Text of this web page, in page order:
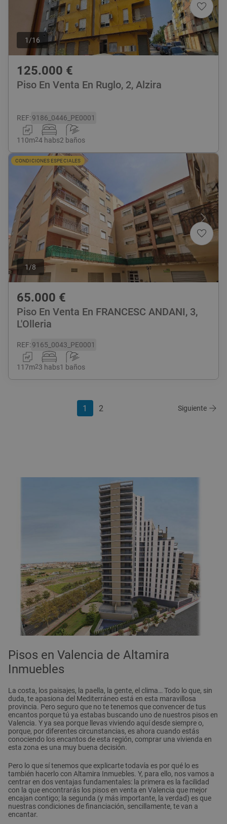
1 /16
125.000 €
Piso En Venta En Ruglo, 2, Alzira
REF:9186_0446_PE0001
110m24 habs2 baños
1 /8
CONDICIONES ESPECIALES
65.000 €
Piso En Venta En FRANCESC ANDANI, 3,
L'Olleria
REF:9165_0043_PE0001
117m23 habs1 baños
1 2 Siguiente
Pisos en Valencia de Altamira
Inmuebles
La costa, los paisajes, la paella, la gente, el clima… Todo lo que, sin
duda, te apasiona del Mediterráneo está en esta maravillosa
provincia. Pero seguro que no te tenemos que convencer de tus
encantos porque tú ya estabas buscando uno de nuestros pisos en
Valencia. Y ya sea porque llevas viviendo aquí desde siempre o,
porque, por diferentes circunstancias, es ahora cuando estás
conociendo los encantos de esta región, comprar una vivienda en
esta zona es una muy buena decisión.
Pero lo que sí tenemos que explicarte todavía es por qué lo es
también hacerlo con Altamira Inmuebles. Y, para ello, nos vamos a
centrar en dos ventajas fundamentales: la primera es la facilidad
con la que encontrarás los pisos en venta en Valencia que mejor
encajan contigo; la segunda (y más importante, la verdad) es que
nuestras condiciones de financiación, sencillamente, te van a
encantar.